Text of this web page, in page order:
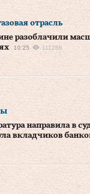
отрасль
разоблачили
10:25 111288
направила в
вкладчиков